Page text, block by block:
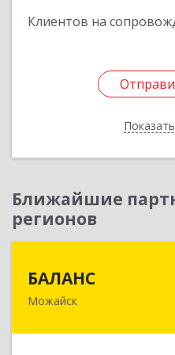
Клиентов на
Ближайшие
регионов
БАЛАНС
Можайск143200,